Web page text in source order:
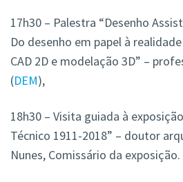
17h30 – Palestra “Desenho
Do desenho em papel à
CAD 2D e modelação 3D” –
(DEM),
18h30 – Visita guiada à
Técnico 1911-2018” – doutor
Nunes, Comissário da exposição.